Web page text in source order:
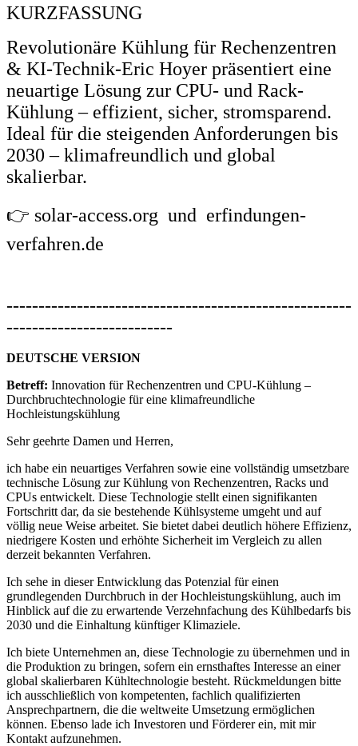
KURZFASSUNG
Revolutionäre Kühlung für Rechenzentren
& KI-Technik-Eric Hoyer präsentiert eine
neuartige Lösung zur CPU- und Rack-
Kühlung – effizient, sicher, stromsparend.
Ideal für die steigenden Anforderungen bis
2030 – klimafreundlich und global
skalierbar.
👉 solar-access.org und erfindungen-
verfahren.de
------------------------------------------------------
--------------------------
DEUTSCHE VERSION
Betreff: Innovation für Rechenzentren und CPU-Kühlung –
Durchbruchtechnologie für eine klimafreundliche
Hochleistungskühlung
Sehr geehrte Damen und Herren,
ich habe ein neuartiges Verfahren sowie eine vollständig umsetzbare
technische Lösung zur Kühlung von Rechenzentren, Racks und
CPUs entwickelt. Diese Technologie stellt einen signifikanten
Fortschritt dar, da sie bestehende Kühlsysteme umgeht und auf
völlig neue Weise arbeitet. Sie bietet dabei deutlich höhere Effizienz,
niedrigere Kosten und erhöhte Sicherheit im Vergleich zu allen
derzeit bekannten Verfahren.
Ich sehe in dieser Entwicklung das Potenzial für einen
grundlegenden Durchbruch in der Hochleistungskühlung, auch im
Hinblick auf die zu erwartende Verzehnfachung des Kühlbedarfs bis
2030 und die Einhaltung künftiger Klimaziele.
Ich biete Unternehmen an, diese Technologie zu übernehmen und in
die Produktion zu bringen, sofern ein ernsthaftes Interesse an einer
global skalierbaren Kühltechnologie besteht. Rückmeldungen bitte
ich ausschließlich von kompetenten, fachlich qualifizierten
Ansprechpartnern, die die weltweite Umsetzung ermöglichen
können. Ebenso lade ich Investoren und Förderer ein, mit mir
Kontakt aufzunehmen.